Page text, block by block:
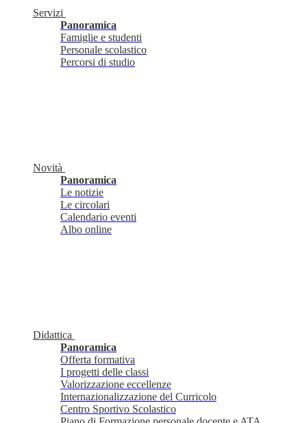
Servizi
Panoramica
Famiglie e studenti
Personale scolastico
Percorsi di studio
Novità
Panoramica
Le notizie
Le circolari
Calendario eventi
Albo online
Didattica
Panoramica
Offerta formativa
I progetti delle classi
Valorizzazione eccellenze
Internazionalizzazione del Curricolo
Centro Sportivo Scolastico